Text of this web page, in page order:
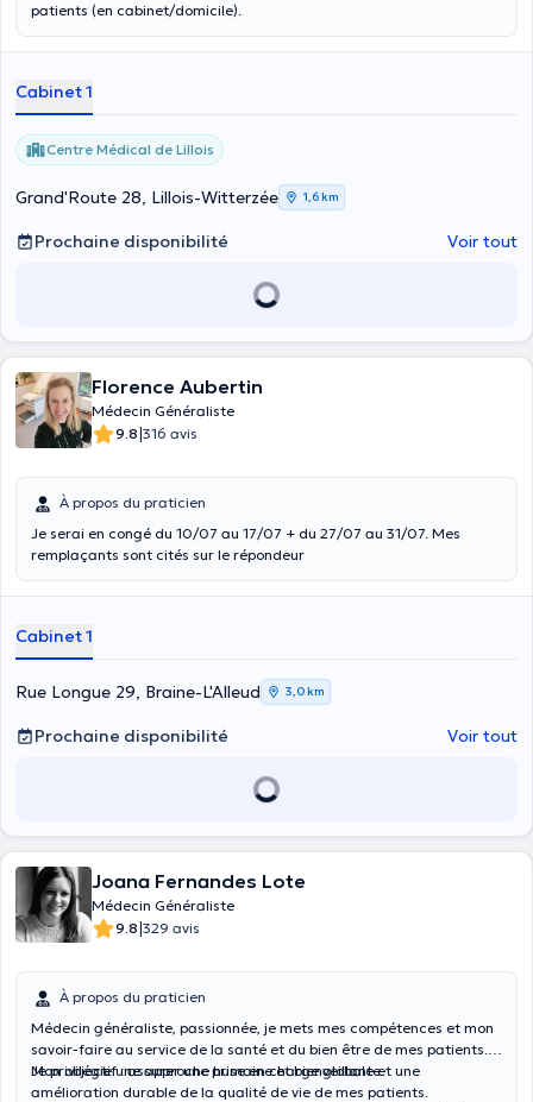
patients (en cabinet/domicile).
Cabinet 1
Centre Médical de Lillois
Grand'Route 28, Lillois-Witterzée 1,6 km
Prochaine disponibilité Voir tout
Florence Aubertin
Médecin Généraliste
9.8|316 avis
À propos du praticien
Je serai en congé du 10/07 au 17/07 + du 27/07 au 31/07. Mes
remplaçants sont cités sur le répondeur
Cabinet 1
Rue Longue 29, Braine-L'Alleud 3,0 km
Prochaine disponibilité Voir tout
Joana Fernandes Lote
Médecin Généraliste
9.8|329 avis
À propos du praticien
Médecin généraliste, passionnée, je mets mes compétences et mon
savoir-faire au service de la santé et du bien être de mes patients.
Je privilégie une approche humaine et bienveillante.
Mon objectif : assurer une prise en charge globale et une
amélioration durable de la qualité de vie de mes patients.